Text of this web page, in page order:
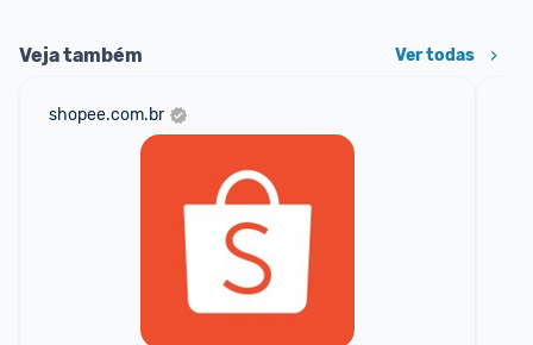
Veja também Ver todas
shopee.com.br